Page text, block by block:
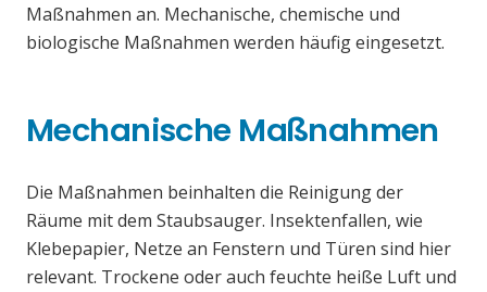
Maßnahmen an. Mechanische, chemische und
biologische Maßnahmen werden häufig eingesetzt.
Mechanische Maßnahmen
Die Maßnahmen beinhalten die Reinigung der
Räume mit dem Staubsauger. Insektenfallen, wie
Klebepapier, Netze an Fenstern und Türen sind hier
relevant. Trockene oder auch feuchte heiße Luft und